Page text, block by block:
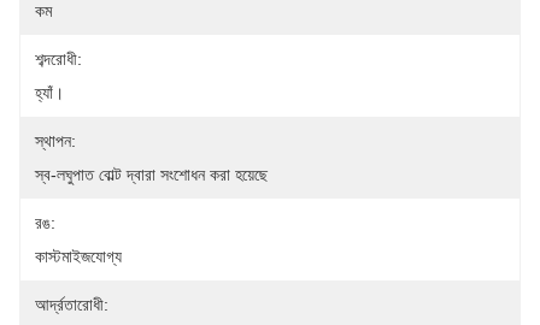
কম
শব্দরোধী:
হ্যাঁ।
স্থাপন:
স্ব-লঘুপাত বোল্ট দ্বারা সংশোধন করা হয়েছে
রঙ:
কাস্টমাইজযোগ্য
আর্দ্রতারোধী: